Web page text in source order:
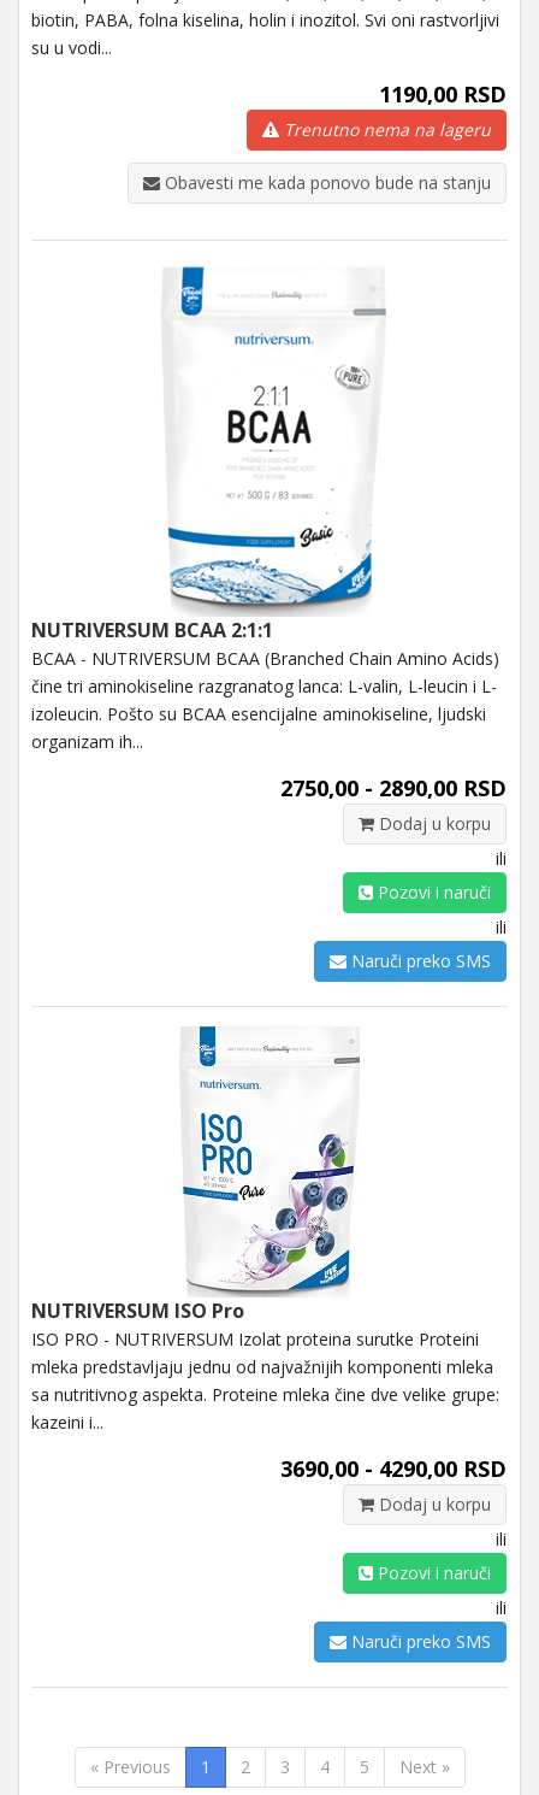
biotin, PABA, folna kiselina, holin i inozitol. Svi oni rastvorljivi
su u vodi...
1190,00 RSD
Trenutno nema na lageru
Obavesti me kada ponovo bude na stanju
NUTRIVERSUM BCAA 2:1:1
BCAA - NUTRIVERSUM BCAA (Branched Chain Amino Acids)
čine tri aminokiseline razgranatog lanca: L-valin, L-leucin i L-
izoleucin. Pošto su BCAA esencijalne aminokiseline, ljudski
organizam ih...
2750,00 - 2890,00 RSD
Dodaj u korpu
ili
Pozovi i naruči
ili
Naruči preko SMS
NUTRIVERSUM ISO Pro
ISO PRO - NUTRIVERSUM Izolat proteina surutke Proteini
mleka predstavljaju jednu od najvažnijih komponenti mleka
sa nutritivnog aspekta. Proteine mleka čine dve velike grupe:
kazeini i...
3690,00 - 4290,00 RSD
Dodaj u korpu
ili
Pozovi i naruči
ili
Naruči preko SMS
« Previous 1 2 3 4 5 Next »